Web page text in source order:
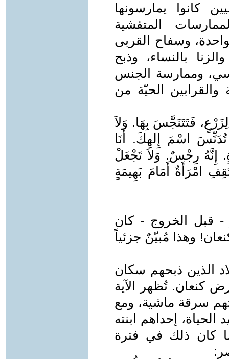
كانوا يمارسونها
الممارسات المتفشية
وسفاح القربى
«لاو18: 6-19 »، والزنا بالنساء، وذبح
وممارسة الجنس
والقرابين الحيّة من
فَتَتَنَجَّسَ بِهَا. وَلاَ
اسْمَ إِلهِكَ. أَنَا
إِنَّهُ رِجْسٌ. وَلاَ تَجْعَلْ
امْرَأَةٌ أَمَامَ بَهِيمَةٍ
- قبل الخروج - كان
وهذا مُبيّنٌ جزئياً
الذين ذبحهم سكان
كنعان. تُظهر الآية
سرقة ماشية، ومع
الحياة، إحداهم ابنته
كان ذلك في فترة